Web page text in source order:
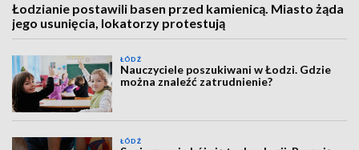
Łodzianie postawili basen przed kamienicą. Miasto żąda
jego usunięcia, lokatorzy protestują
ŁÓDŹ
Nauczyciele poszukiwani w Łodzi. Gdzie
można znaleźć zatrudnienie?
ŁÓDŹ